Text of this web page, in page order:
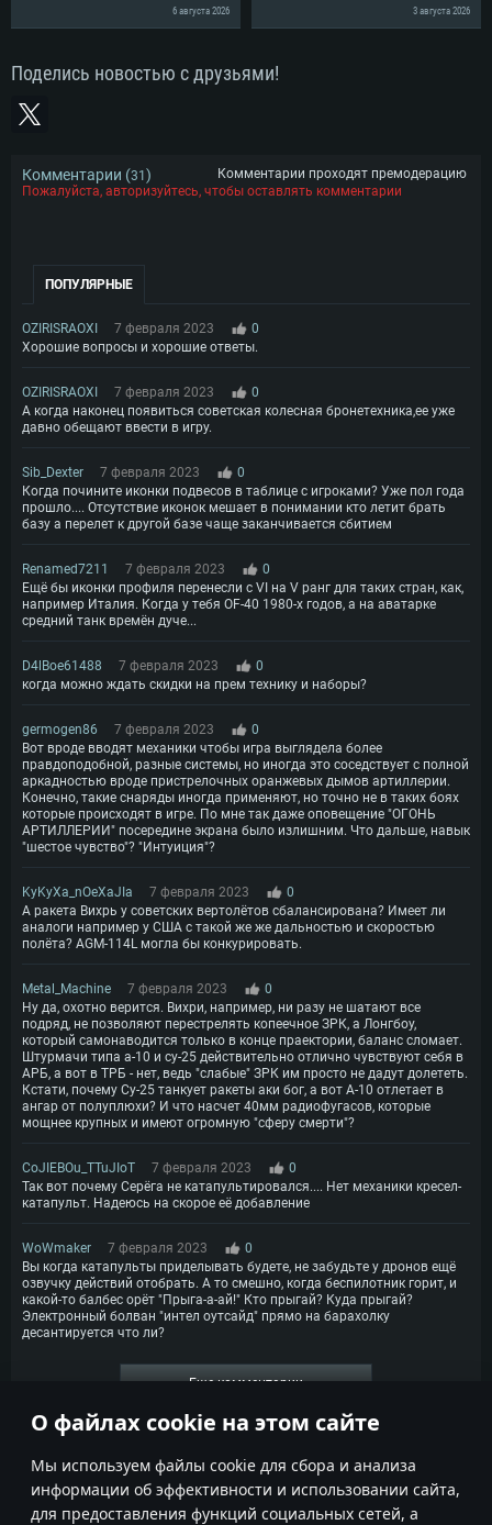
О файлах cookie на этом сайте
Мы используем файлы cookie для сбора и анализа
информации об эффективности и использовании сайта,
для предоставления функций социальных сетей, а
6 августа 2026
3 августа 2026
Поделись новостью с друзьями!
Комментарии (31 )
Комментарии проходят премодерацию
Пожалуйста, авторизуйтесь, чтобы оставлять комментарии
ПОПУЛЯРНЫЕ
OZIRISRAOXI 7 февраля 2023
0
Хорошие вопросы и хорошие ответы.
OZIRISRAOXI 7 февраля 2023
0
А когда наконец появиться советская колесная бронетехника,ее уже
давно обещают ввести в игру.
Sib_Dexter 7 февраля 2023
0
Когда почините иконки подвесов в таблице с игроками? Уже пол года
прошло.... Отсутствие иконок мешает в понимании кто летит брать
базу а перелет к другой базе чаще заканчивается сбитием
Renamed7211 7 февраля 2023
0
Ещё бы иконки профиля перенесли с VI на V ранг для таких стран, как,
например Италия. Когда у тебя OF-40 1980-х годов, а на аватарке
средний танк времён дуче...
D4lBoe61488 7 февраля 2023
0
когда можно ждать скидки на прем технику и наборы?
germogen86 7 февраля 2023
0
Вот вроде вводят механики чтобы игра выглядела более
правдоподобной, разные системы, но иногда это соседствует с полной
аркадностью вроде пристрелочных оранжевых дымов артиллерии.
Конечно, такие снаряды иногда применяют, но точно не в таких боях
которые происходят в игре. По мне так даже оповещение "ОГОНЬ
АРТИЛЛЕРИИ" посередине экрана было излишним. Что дальше, навык
"шестое чувство"? "Интуиция"?
KyKyXa_nOeXaJIa 7 февраля 2023
0
А ракета Вихрь у советских вертолётов сбалансирована? Имеет ли
аналоги например у США с такой же же дальностью и скоростью
полёта? AGM-114L могла бы конкурировать.
Metal_Machine 7 февраля 2023
0
Ну да, охотно верится. Вихри, например, ни разу не шатают все
подряд, не позволяют перестрелять копеечное ЗРК, а Лонгбоу,
который самонаводится только в конце праектории, баланс сломает.
Штурмачи типа а-10 и су-25 действительно отлично чувствуют себя в
АРБ, а вот в ТРБ - нет, ведь "слабые" ЗРК им просто не дадут долететь.
Кстати, почему Су-25 танкует ракеты аки бог, а вот А-10 отлетает в
ангар от полуплюхи? И что насчет 40мм радиофугасов, которые
мощнее крупных и имеют огромную "сферу смерти"?
CoJIEBOu_TTuJIoT 7 февраля 2023
0
Так вот почему Серёга не катапультировался.... Нет механики кресел-
катапульт. Надеюсь на скорое её добавление
WoWmaker 7 февраля 2023
0
Вы когда катапульты приделывать будете, не забудьте у дронов ещё
озвучку действий отобрать. А то смешно, когда беспилотник горит, и
какой-то балбес орёт "Прыга-а-ай!" Кто прыгай? Куда прыгай?
Электронный болван "интел оутсайд" прямо на барахолку
десантируется что ли?
Еще комментарии